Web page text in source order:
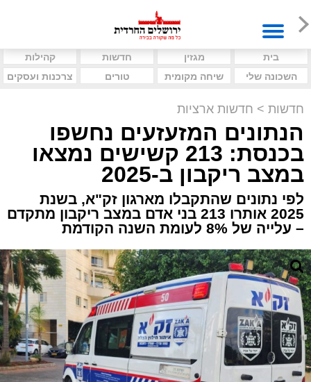
בית מגזין חדשות
קהילות
השכונה שלי
שיחה מקומית טורים צרכנות ועסקים
חדשות > חדשות ארציות
הנתונים המזעזעים נחשפו
בכנסת: 213 קשישים נמצאו
במצב ריקבון ב-2025
לפי נתונים שהתקבלו מארגון זק"א, בשנת
2025 אותרו 213 בני אדם במצב ריקבון מתקדם
– עלייה של 8% לעומת השנה הקודמת